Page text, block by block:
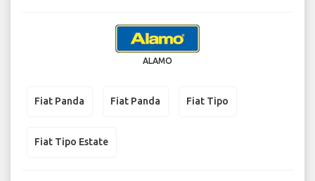
ALAMO
Fiat Panda Fiat Panda Fiat Tipo
Fiat Tipo Estate